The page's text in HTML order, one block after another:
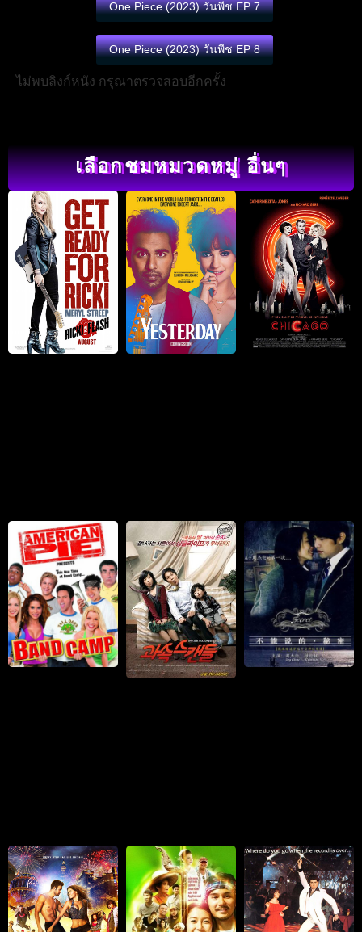
One Piece (2023) วันพีช EP 7
One Piece (2023) วันพีช EP 8
ไม่พบลิงก์หนัง กรุณาตรวจสอบอีกครั้ง
เลือกชมหมวดหมู่ อื่นๆ